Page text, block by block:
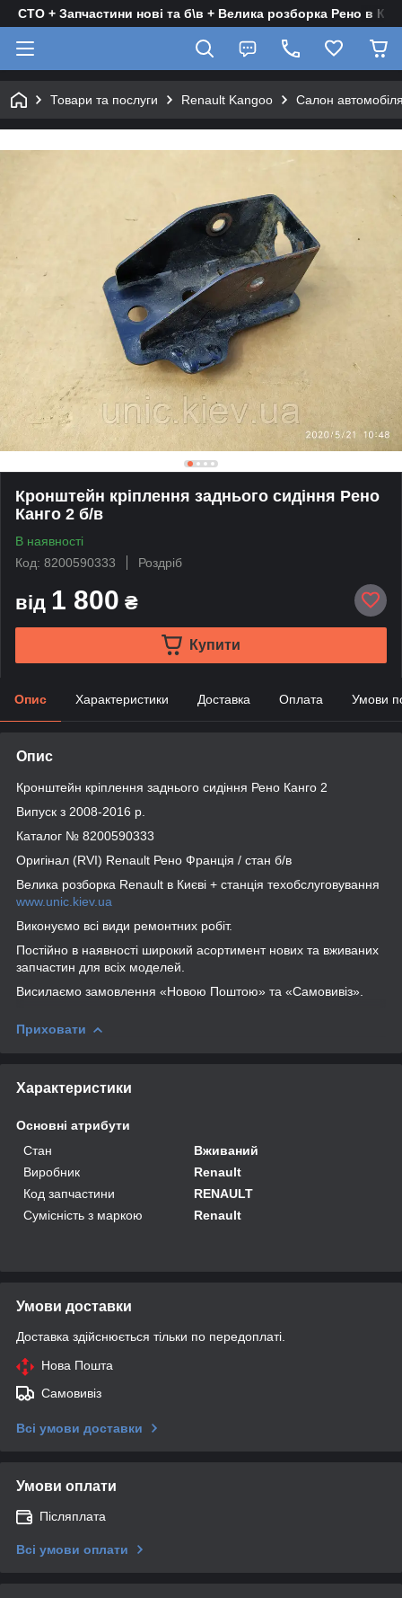
СТО + Запчастини нові та б\в + Велика розборка Рено в
Товари та послуги Renault Kangoo Салон
Кронштейн кріплення заднього сидіння Рено
Канго 2 б/в
В наявності
Код: 8200590333
Роздріб
від 1 800 ₴
Купити
Опис Характеристики Доставка Оплата Умови
Опис
Кронштейн кріплення заднього сидіння Рено Канго 2
Випуск з 2008-2016 р.
Каталог № 8200590333
Оригінал (RVI) Renault Рено Франція / стан б/в
Велика розборка Renault в Києві + станція техобслуговування
www.unic.kiev.ua
Виконуємо всі види ремонтних робіт.
Постійно в наявності широкий асортимент нових та вживаних
запчастин для всіх моделей.
Висилаємо замовлення «Новою Поштою» та «Самовивіз».
Приховати
Характеристики
Основні атрибути
Стан
Вживаний
Виробник
Renault
Код запчастини
RENAULT
Сумісність з маркою
Renault
Умови доставки
Доставка здійснюється тільки по передоплаті.
Нова Пошта
Самовивіз
Всі умови доставки
Умови оплати
Післяплата
Всі умови оплати